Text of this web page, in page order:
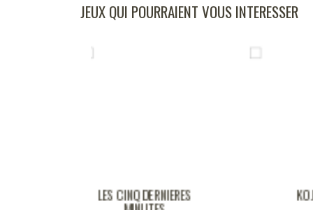
JEUX QUI POURRAIENT VOUS INTERESSER
KOJAK